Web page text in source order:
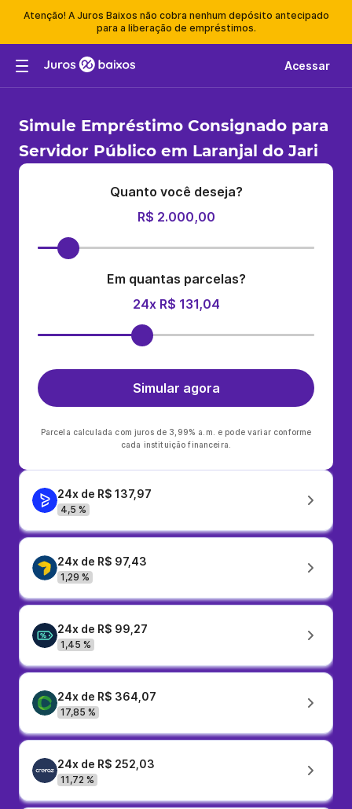
Atenção! A Juros Baixos não cobra nenhum depósito antecipado
para a liberação de empréstimos.
Acessar
Simule Empréstimo Consignado para
Servidor Público em Laranjal do Jari
Quanto você deseja?
R$ 2.000,00
Em quantas parcelas?
24x R$ 131,04
Simular agora
Parcela calculada com juros de 3,99% a.m. e pode variar conforme
cada instituição financeira.
24x de R$ 137,97
4,5 %
24x de R$ 97,43
1,29 %
24x de R$ 99,27
1,45 %
24x de R$ 364,07
17,85 %
24x de R$ 252,03
11,72 %